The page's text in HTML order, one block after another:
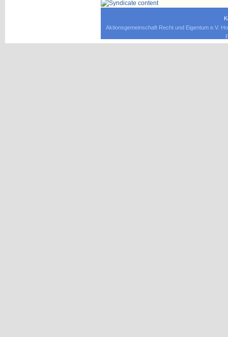
Aktionsgemeinschaft Recht und Eigentum e.V.